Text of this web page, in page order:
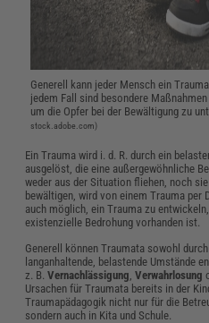
Generell kann jeder Mensch ein
jedem Fall sind besondere
um die Opfer bei der Bewältigung zu
stock.adobe.com)
Ein Trauma wird i. d. R. durch ein
ausgelöst, die eine außergewöhnliche
weder aus der Situation fliehen, noch
bewältigen, wird von einem Trauma per
auch möglich, ein Trauma zu
existenzielle Bedrohung vorhanden ist.
Generell können Traumata sowohl
langanhaltende, belastende Umstände
z. B.Vernachlässigung ,Verwahrlosung
Ursachen für Traumata bereits in der
Traumapädagogik nicht nur für die
sondern auch in Kita und Schule.